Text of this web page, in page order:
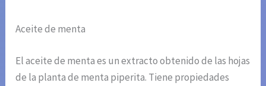
Aceite de menta
El aceite de menta es un extracto obtenido de las hojas
de la planta de menta piperita. Tiene propiedades